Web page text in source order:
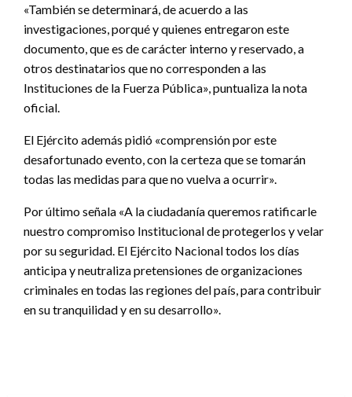
«También se determinará, de acuerdo a las
investigaciones, porqué y quienes entregaron este
documento, que es de carácter interno y reservado, a
otros destinatarios que no corresponden a las
Instituciones de la Fuerza Pública», puntualiza la nota
oficial.
El Ejército además pidió «comprensión por este
desafortunado evento, con la certeza que se tomarán
todas las medidas para que no vuelva a ocurrir».
Por último señala «A la ciudadanía queremos ratificarle
nuestro compromiso Institucional de protegerlos y velar
por su seguridad. El Ejército Nacional todos los días
anticipa y neutraliza pretensiones de organizaciones
criminales en todas las regiones del país, para contribuir
en su tranquilidad y en su desarrollo».